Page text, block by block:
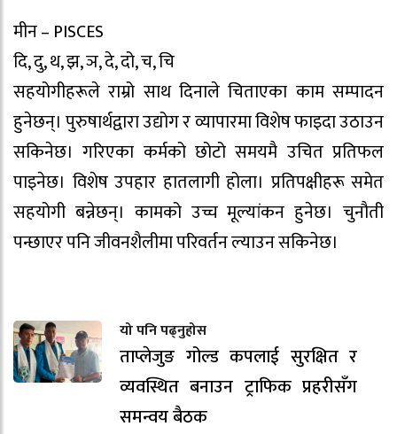
मीन – PISCES
दि, दु, थ, झ, ञ, दे, दो, च, चि
सहयोगीहरूले राम्रो साथ दिनाले चिताएका काम सम्पादन
हुनेछन्। पुरुषार्थद्वारा उद्योग र व्यापारमा विशेष फाइदा उठाउन
सकिनेछ। गरिएका कर्मको छोटो समयमै उचित प्रतिफल
पाइनेछ। विशेष उपहार हातलागी होला। प्रतिपक्षीहरू समेत
सहयोगी बन्नेछन्। कामको उच्च मूल्यांकन हुनेछ। चुनौती
पन्छाएर पनि जीवनशैलीमा परिवर्तन ल्याउन सकिनेछ।
यो पनि पढ्नुहोस
ताप्लेजुङ गोल्ड कपलाई सुरक्षित र
व्यवस्थित बनाउन ट्राफिक प्रहरीसँग
समन्वय बैठक